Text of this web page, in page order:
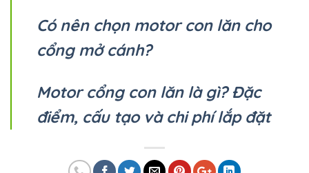
Có nên chọn motor con lăn cho
cổng mở cánh?
Motor cổng con lăn là gì? Đặc
điểm, cấu tạo và chi phí lắp đặt